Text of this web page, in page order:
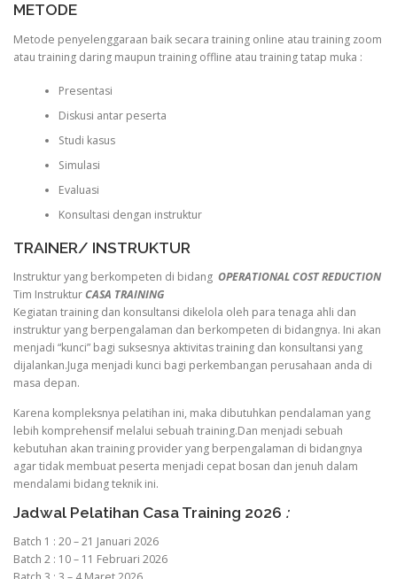
METODE
Metode penyelenggaraan baik secara training online atau training zoom
atau training daring maupun training offline atau training tatap muka :
Presentasi
Diskusi antar peserta
Studi kasus
Simulasi
Evaluasi
Konsultasi dengan instruktur
TRAINER/ INSTRUKTUR
Instruktur yang berkompeten di bidang OPERATIONAL COST REDUCTION
Tim InstrukturCASA TRAINING
Kegiatan training dan konsultansi dikelola oleh para tenaga ahli dan
instruktur yang berpengalaman dan berkompeten di bidangnya. Ini akan
menjadi “kunci” bagi suksesnya aktivitas training dan konsultansi yang
dijalankan.Juga menjadi kunci bagi perkembangan perusahaan anda di
masa depan.
Karena kompleksnya pelatihan ini, maka dibutuhkan pendalaman yang
lebih komprehensif melalui sebuah training.Dan menjadi sebuah
kebutuhan akan training provider yang berpengalaman di bidangnya
agar tidak membuat peserta menjadi cepat bosan dan jenuh dalam
mendalami bidang teknik ini.
Jadwal Pelatihan Casa Training 2026 :
Batch 1 : 20 – 21 Januari 2026
Batch 2 : 10 – 11 Februari 2026